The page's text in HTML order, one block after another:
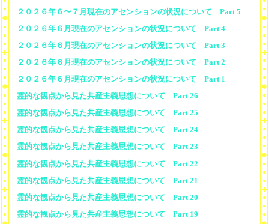
２０２６年６〜７月現在のアセンションの状況について Part 5
２０２６年６月現在のアセンションの状況について Part 4
２０２６年６月現在のアセンションの状況について Part 3
２０２６年６月現在のアセンションの状況について Part 2
２０２６年６月現在のアセンションの状況について Part 1
霊的な観点から見た共産主義思想について Part 26
霊的な観点から見た共産主義思想について Part 25
霊的な観点から見た共産主義思想について Part 24
霊的な観点から見た共産主義思想について Part 23
霊的な観点から見た共産主義思想について Part 22
霊的な観点から見た共産主義思想について Part 21
霊的な観点から見た共産主義思想について Part 20
霊的な観点から見た共産主義思想について Part 19